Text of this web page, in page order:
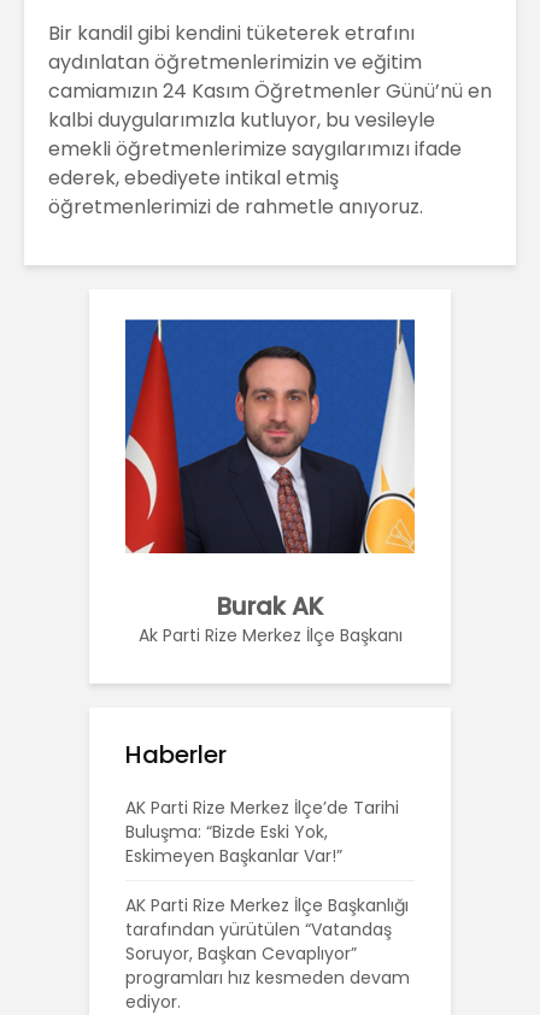
Bir kandil gibi kendini tüketerek etrafını
aydınlatan öğretmenlerimizin ve eğitim
camiamızın 24 Kasım Öğretmenler Günü’nü en
kalbi duygularımızla kutluyor, bu vesileyle
emekli öğretmenlerimize saygılarımızı ifade
ederek, ebediyete intikal etmiş
öğretmenlerimizi de rahmetle anıyoruz.
Burak AK
Ak Parti Rize Merkez İlçe Başkanı
Haberler
AK Parti Rize Merkez İlçe’de Tarihi
Buluşma: “Bizde Eski Yok,
Eskimeyen Başkanlar Var!”
AK Parti Rize Merkez İlçe Başkanlığı
tarafından yürütülen “Vatandaş
Soruyor, Başkan Cevaplıyor”
programları hız kesmeden devam
ediyor.